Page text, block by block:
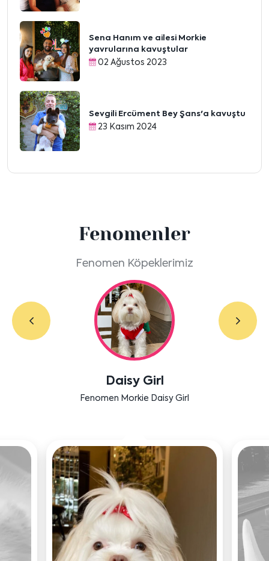
Sena Hanım ve ailesi Morkie
yavrularına kavuştular
02 Ağustos 2023
Sevgili Ercüment Bey Şans'a kavuştu
23 Kasım 2024
Fenomenler
Fenomen Köpeklerimiz
Daisy Girl
Fenomen Morkie Daisy Girl